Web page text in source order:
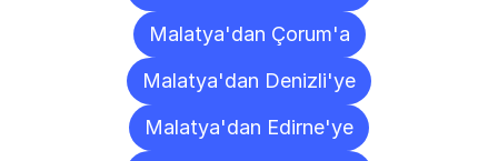
Malatya'dan Çorum'a
Malatya'dan Denizli'ye
Malatya'dan Edirne'ye